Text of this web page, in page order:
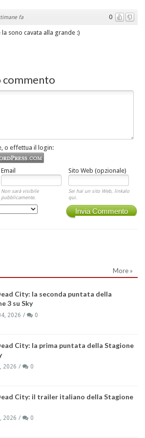
0
fa
sono cavata alla grande :)
commento
o effettua il login:
Email Sito Web (opzionale)
Non sarà visibile
pubblicamente.
Sei hai un sito Web, linkalo
qui.
Invia Commento
More »
City: la seconda puntata della
3 su Sky
2026 0
City: la prima puntata della Stagione
2026 0
City: il trailer italiano della Stagione
2026 0